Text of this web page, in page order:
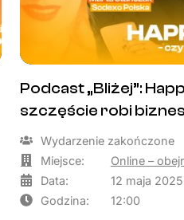
Podcast „Bliżej”:
szczęście robi
Wydarzenie zakończone
Miejsce:
Online –
Data:
12 maja 2025
Godzina:
12:00